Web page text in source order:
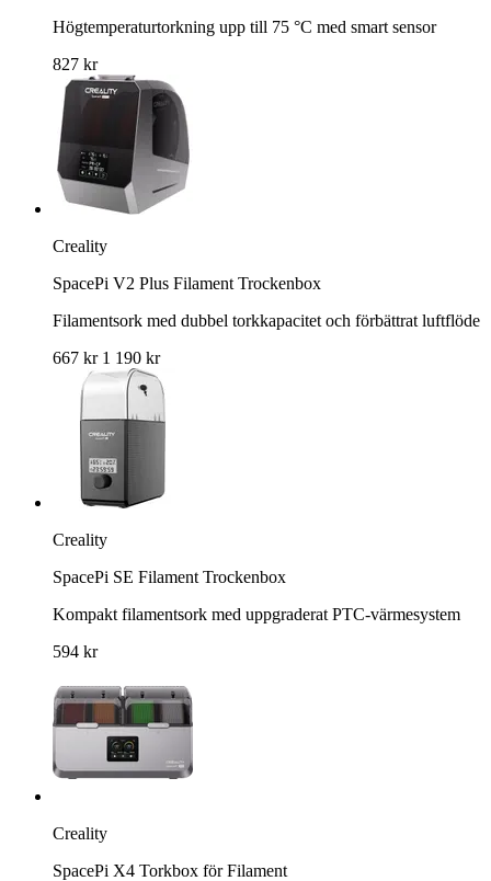
Högtemperaturtorkning upp till 75 °C med smart sensor
827 kr
Creality
SpacePi V2 Plus Filament Trockenbox
Filamentsork med dubbel torkkapacitet och förbättrat luftflöde
667 kr 1 190 kr
Creality
SpacePi SE Filament Trockenbox
Kompakt filamentsork med uppgraderat PTC-värmesystem
594 kr
Creality
SpacePi X4 Torkbox för Filament